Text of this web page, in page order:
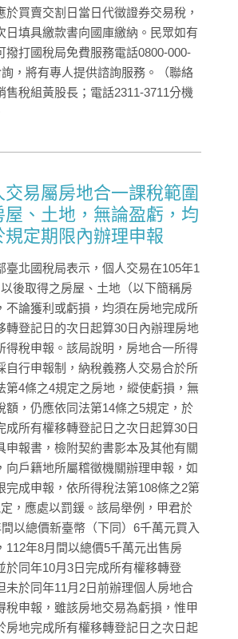
於買賣交割日當日代徵證券交易稅，
日填具繳款書向國庫繳納。民眾如有
撥打國稅局免費服務電話0800-000-
，將有專人提供諮詢服務。（聯絡
售稅組黃股長；電話2311-3711分機
交易屬房地合一課稅範圍
屋、土地，無論盈虧，均
規定期限內辦理申報
臺北國稅局表示，個人交易在105年1
後取得之房屋、土地（以下簡稱房
不論獲利或虧損，均須在房地完成所
轉登記日的次日起算30日內辦理房地
得稅申報。該局說明，房地合一所得
自行申報制，納稅義務人交易合於所
第4條之4規定之房地，縱使虧損，無
額，仍應依同法第14條之5規定，於
成所有權移轉登記日之次日起算30日
申報書，檢附契約書影本及其他有關
向戶籍地所屬稽徵機關辦理申報，如
完成申報，依所得稅法第108條之2第
，應處以罰鍰。該局舉例，甲君於
以總價新臺幣（下同）6千萬元買入
112年8月間以總價5千萬元出售房
於同年10月3日完成所有權移轉登
未於同年11月2日前辦理個人房地合
稅申報，雖該房地交易為虧損，惟甲
房地完成所有權移轉登記日之次日起